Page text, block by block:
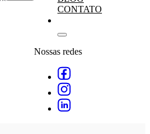
CONTATO
Nossas redes